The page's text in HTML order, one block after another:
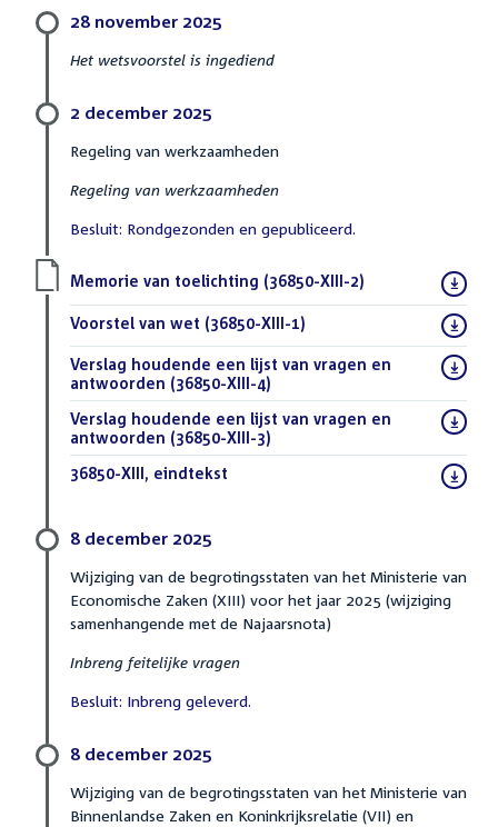
28 november 2025
Het wetsvoorstel is ingediend
2 december 2025
Regeling van werkzaamheden
Regeling van werkzaamheden
Besluit: Rondgezonden en gepubliceerd.
Download
Memorie van toelichting (36850-XIII-2)
Download
bestand:
Voorstel van wet (36850-XIII-1)
Download
bestand:
Verslag houdende een lijst van vragen en
antwoorden (36850-XIII-4)
Download
bestand:
Verslag houdende een lijst van vragen en
antwoorden (36850-XIII-3)
Download
36850-XIII, eindtekst
8 december 2025
Wijziging van de begrotingsstaten van het Ministerie van
Economische Zaken (XIII) voor het jaar 2025 (wijziging
samenhangende met de Najaarsnota)
Inbreng feitelijke vragen
Besluit: Inbreng geleverd.
8 december 2025
Wijziging van de begrotingsstaten van het Ministerie van
Binnenlandse Zaken en Koninkrijksrelatie (VII) en